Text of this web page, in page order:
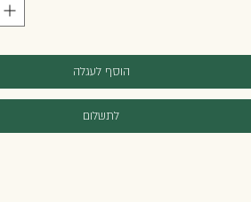
הוסף לעגלה
לתשלום